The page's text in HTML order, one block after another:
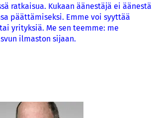
ratkaisua. Kukaan äänestäjä ei äänestä
päättämiseksi. Emme voi syyttää
yrityksiä. Me sen teemme: me
ilmaston sijaan.